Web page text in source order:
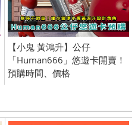
【小鬼 黃鴻升】公仔
「Human666」悠遊卡開賣！
預購時間、價格